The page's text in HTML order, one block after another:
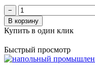
−
В корзину
Купить в один клик
Быстрый просмотр